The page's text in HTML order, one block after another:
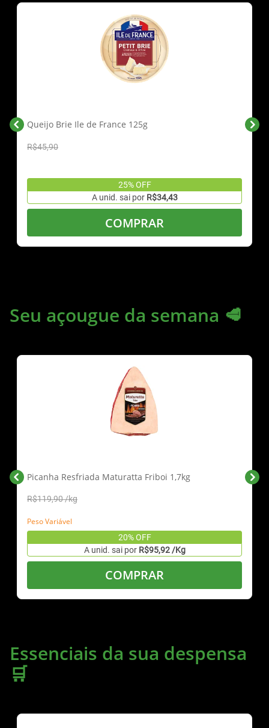
Queijo Brie Ile de France 125g
R$45,90
25% OFF
A unid. sai por R$34,43
COMPRAR
Seu açougue da semana 🥩
Picanha Resfriada Maturatta Friboi 1,7kg
R$119,90 /kg
Peso Variável
20% OFF
A unid. sai por R$95,92 /Kg
COMPRAR
Essenciais da sua despensa
🛒